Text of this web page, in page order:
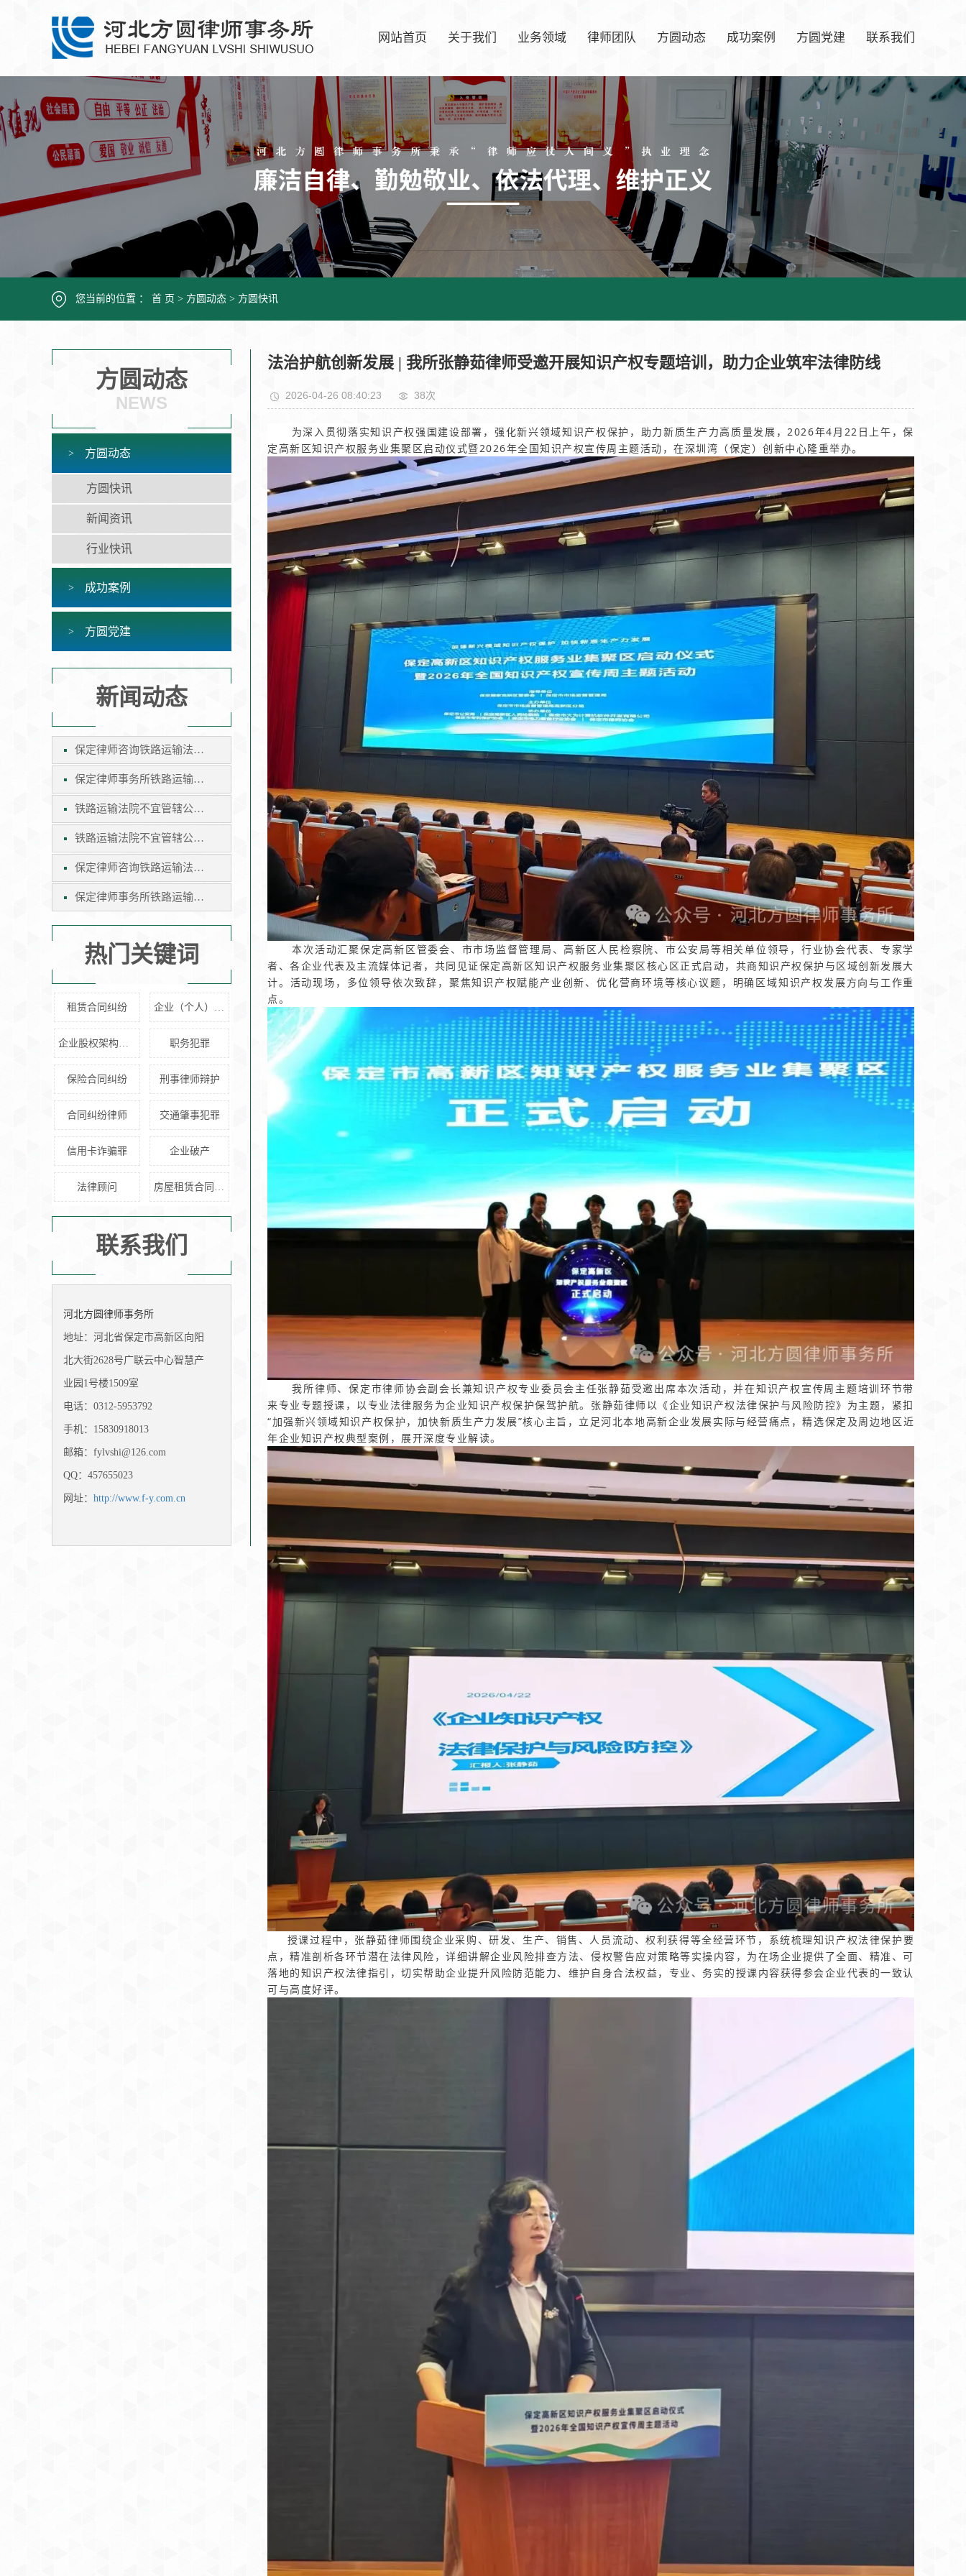
网站首页 关于我们
方圆文化
资质荣誉
发展历程
业务领域
公司治理案件
普通民、商事案件
合同纠纷案件
刑事辩护
律师团队
律师团队
方圆动态
方圆快讯
新闻资讯
行业快讯
成功案例 方圆党建 联系我们
联系我们
您当前的位置 ： 首 页 > 方圆动态 > 方圆快讯
方圆动态
NEWS
方圆动态
方圆快讯
新闻资讯
行业快讯
成功案例
方圆党建
新闻动态
保定律师咨询铁路运输法院不宜管辖公示催告案件
保定律师事务所铁路运输法院不宜管辖公示催告案件
铁路运输法院不宜管辖公示催告案件
铁路运输法院不宜管辖公示催告案件保定律师咨询
保定律师咨询铁路运输法院不宜管辖公示催告案件
保定律师事务所铁路运输法院不宜管辖公示催告案件
热门关键词
租赁合同纠纷 企业（个人）借贷
企业股权架构设计 职务犯罪
保险合同纠纷 刑事律师辩护
合同纠纷律师 交通肇事犯罪
信用卡诈骗罪 企业破产
法律顾问 房屋租赁合同纠纷
联系我们
河北方圆律师事务所
地址：河北省保定市高新区向阳
北大街2628号广联云中心智慧产
业园1号楼1509室
电话：0312-5953792
手机：15830918013
邮箱：fylvshi@126.com
QQ：457655023
网址： http://www.f-y.com.cn
法治护航创新发展 | 我所张静茹律师受邀开展知识产权专题培训，助力企业筑牢法律防线
2026-04-26 08:40:23 38次
为深入贯彻落实知识产权强国建设部署，强化新兴领域知识产权保护，助力新质生产力高质量发展，2026年4月22日上午，保
定高新区知识产权服务业集聚区启动仪式暨2026年全国知识产权宣传周主题活动，在深圳湾（保定）创新中心隆重举办。
本次活动汇聚保定高新区管委会、市市场监督管理局、高新区人民检察院、市公安局等相关单位领导，行业协会代表、专家学
者、各企业代表及主流媒体记者，共同见证保定高新区知识产权服务业集聚区核心区正式启动，共商知识产权保护与区域创新发展大
计。活动现场，多位领导依次致辞，聚焦知识产权赋能产业创新、优化营商环境等核心议题，明确区域知识产权发展方向与工作重
点。
我所律师、保定市律师协会副会长兼知识产权专业委员会主任张静茹受邀出席本次活动，并在知识产权宣传周主题培训环节带
来专业专题授课，以专业法律服务为企业知识产权保护保驾护航。张静茹律师以《企业知识产权法律保护与风险防控》为主题，紧扣
“加强新兴领域知识产权保护，加快新质生产力发展”核心主旨，立足河北本地高新企业发展实际与经营痛点，精选保定及周边地区近
年企业知识产权典型案例，展开深度专业解读。
授课过程中，张静茹律师围绕企业采购、研发、生产、销售、人员流动、权利获得等全经营环节，系统梳理知识产权法律保护要
点，精准剖析各环节潜在法律风险，详细讲解企业风险排查方法、侵权警告应对策略等实操内容，为在场企业提供了全面、精准、可
落地的知识产权法律指引，切实帮助企业提升风险防范能力、维护自身合法权益，专业、务实的授课内容获得参会企业代表的一致认
可与高度好评。